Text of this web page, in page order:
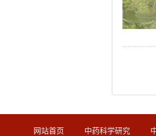
网站首页 中药科学研究